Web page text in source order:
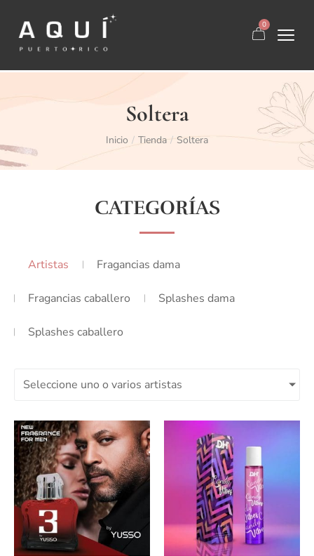
0
Soltera
Inicio / Tienda / Soltera
CATEGORÍAS
Artistas Fragancias dama
Fragancias caballero Splashes dama
Splashes caballero
Seleccione uno o varios artistas